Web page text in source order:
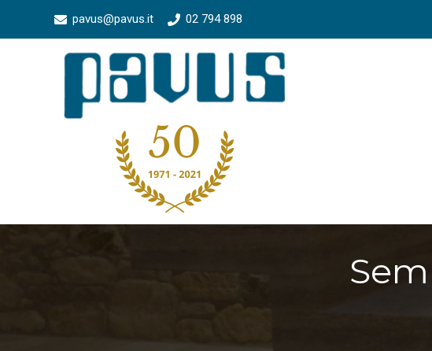
pavus@pavus.it 02 794 898